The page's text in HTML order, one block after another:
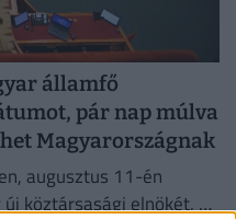
államfő
pár nap múlva
Magyarországnak
augusztus 11-én
köztársasági elnökét, az